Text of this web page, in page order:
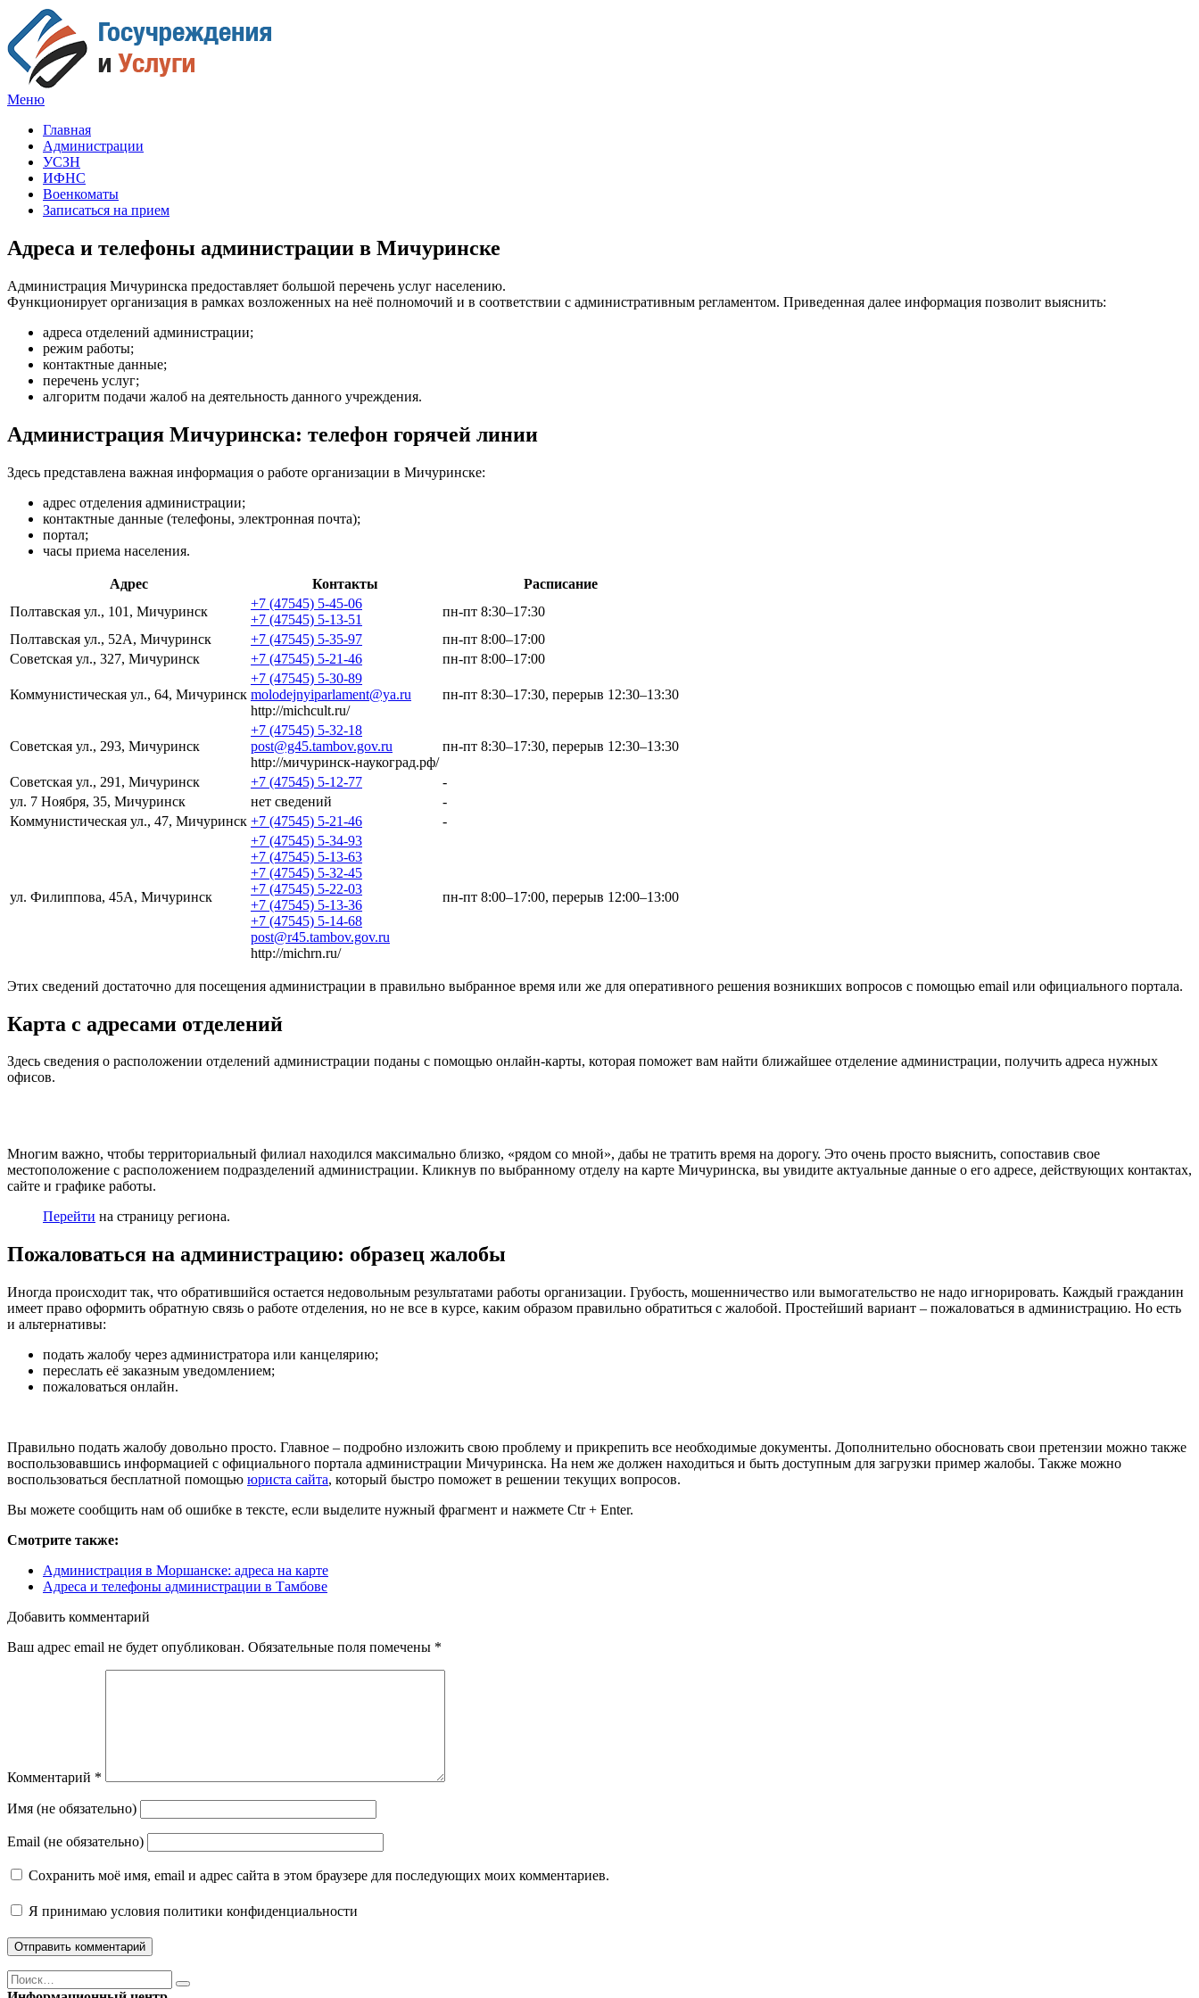
Меню
Главная
Администрации
УСЗН
ИФНС
Военкоматы
Записаться на прием
Адреса и телефоны администрации в Мичуринске
Администрация Мичуринска предоставляет большой перечень услуг населению.
Функционирует организация в рамках возложенных на неё полномочий и в соответствии с административным регламентом. Приведенная далее информация позволит выяснить:
адреса отделений администрации;
режим работы;
контактные данные;
перечень услуг;
алгоритм подачи жалоб на деятельность данного учреждения.
Администрация Мичуринска: телефон горячей линии
Здесь представлена важная информация о работе организации в Мичуринске:
адрес отделения администрации;
контактные данные (телефоны, электронная почта);
портал;
часы приема населения.
Адрес Контакты
Расписание
Полтавская ул., 101, Мичуринск
+7 (47545) 5-45-06
+7 (47545) 5-13-51
пн-пт 8:30–17:30
Полтавская ул., 52А, Мичуринск
+7 (47545) 5-35-97
пн-пт 8:00–17:00
Советская ул., 327, Мичуринск
+7 (47545) 5-21-46 пн-пт 8:00–17:00
Коммунистическая ул., 64, Мичуринск
+7 (47545) 5-30-89
molodejnyiparlament@ya.ru
http://michcult.ru/
пн-пт 8:30–17:30, перерыв 12:30–13:30
Советская ул., 293, Мичуринск
+7 (47545) 5-32-18
post@g45.tambov.gov.ru
http://мичуринск-наукоград.рф/
пн-пт 8:30–17:30, перерыв 12:30–13:30
Советская ул., 291, Мичуринск +7 (47545) 5-12-77
-
ул. 7 Ноября, 35, Мичуринск
нет сведений
-
Коммунистическая ул., 47, Мичуринск +7 (47545) 5-21-46 -
ул. Филиппова, 45А, Мичуринск
+7 (47545) 5-34-93
+7 (47545) 5-13-63
+7 (47545) 5-32-45
+7 (47545) 5-22-03
+7 (47545) 5-13-36
+7 (47545) 5-14-68
post@r45.tambov.gov.ru
http://michrn.ru/
пн-пт 8:00–17:00, перерыв 12:00–13:00
Этих сведений достаточно для посещения администрации в правильно выбранное время или же для оперативного решения возникших вопросов с помощью email или официального портала.
Карта с адресами отделений
Здесь сведения о расположении отделений администрации поданы с помощью онлайн-карты, которая поможет вам найти ближайшее отделение администрации, получить адреса нужных
офисов.
Многим важно, чтобы территориальный филиал находился максимально близко, «рядом со мной», дабы не тратить время на дорогу. Это очень просто выяснить, сопоставив свое
местоположение с расположением подразделений администрации. Кликнув по выбранному отделу на карте Мичуринска, вы увидите актуальные данные о его адресе, действующих контактах,
сайте и графике работы.
Перейти на страницу региона.
Пожаловаться на администрацию: образец жалобы
Иногда происходит так, что обратившийся остается недовольным результатами работы организации. Грубость, мошенничество или вымогательство не надо игнорировать. Каждый гражданин
имеет право оформить обратную связь о работе отделения, но не все в курсе, каким образом правильно обратиться с жалобой. Простейший вариант – пожаловаться в администрацию. Но есть
и альтернативы:
подать жалобу через администратора или канцелярию;
переслать её заказным уведомлением;
пожаловаться онлайн.
Правильно подать жалобу довольно просто. Главное – подробно изложить свою проблему и прикрепить все необходимые документы. Дополнительно обосновать свои претензии можно также
воспользовавшись информацией с официального портала администрации Мичуринска. На нем же должен находиться и быть доступным для загрузки пример жалобы. Также можно
воспользоваться бесплатной помощью юриста сайта, который быстро поможет в решении текущих вопросов.
Вы можете сообщить нам об ошибке в тексте, если выделите нужный фрагмент и нажмете Ctr + Enter.
Смотрите также:
Администрация в Моршанске: адреса на карте
Адреса и телефоны администрации в Тамбове
Добавить комментарий
Ваш адрес email не будет опубликован. Обязательные поля помечены *
Комментарий *
Имя (не обязательно)
Email (не обязательно)
Сохранить моё имя, email и адрес сайта в этом браузере для последующих моих комментариев.
Я принимаю условия политики конфиденциальности
Поиск
Найти